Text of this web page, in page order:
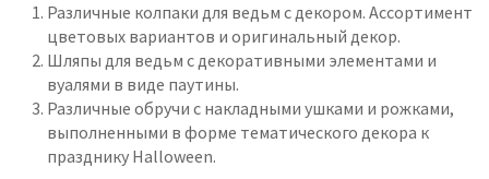
Различные колпаки для ведьм с декором. Ассортимент
цветовых вариантов и оригинальный декор.
Шляпы для ведьм с декоративными элементами и
вуалями в виде паутины.
Различные обручи с накладными ушками и рожками,
выполненными в форме тематического декора к
празднику Halloween.